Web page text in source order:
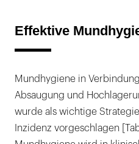
Effektive
Mundhygiene in
Absaugung und
wurde als wichtige
Inzidenz vorgeschlagen